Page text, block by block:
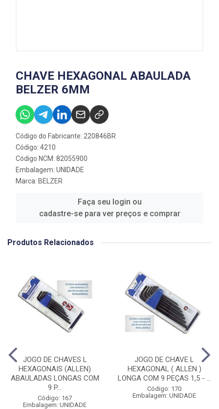
CHAVE HEXAGONAL ABAULADA
BELZER 6MM
Código do Fabricante: 220846BR
Código: 4210
Código NCM: 82055900
Embalagem: UNIDADE
Marca: BELZER
Faça seu login ou
cadastre-se para ver preços e comprar
Produtos Relacionados
JOGO DE CHAVES L
HEXAGONAIS (ALLEN)
ABAULADAS LONGAS COM
9 P...
Código: 167
Embalagem: UNIDADE
JOGO DE CHAVE L
HEXAGONAL ( ALLEN )
LONGA COM 9 PEÇAS 1,5 - ...
Código: 170
Embalagem: UNIDADE